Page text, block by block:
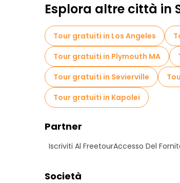
Esplora altre città in
Tour gratuiti in Los Angeles
Tour gratuiti in Plymouth MA
Tour gratuiti in Sevierville
Tour gratuiti in Kapolei
Partner
Iscriviti Al FreetourAccesso Del
Società